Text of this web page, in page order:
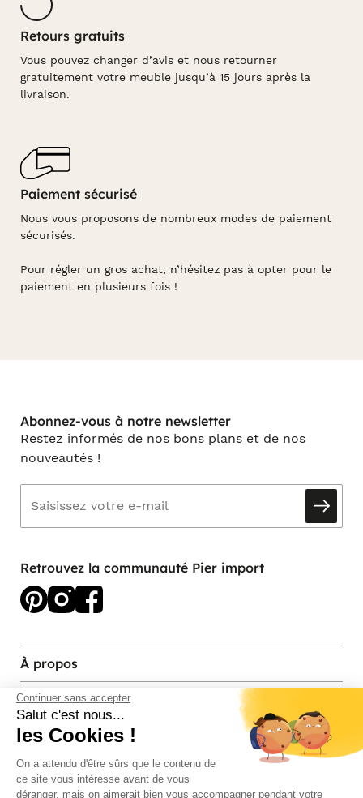
Continuer sans accepter
Salut c'est nous...
les Cookies !
On a attendu d'être sûrs que le contenu de
ce site vous intéresse avant de vous
déranger, mais on aimerait bien vous accompagner pendant votre
Retours gratuits
Vous pouvez changer d’avis et nous retourner
gratuitement votre meuble jusqu’à 15 jours après la
livraison.
Paiement sécurisé
Nous vous proposons de nombreux modes de paiement
sécurisés.
Pour régler un gros achat, n’hésitez pas à opter pour le
paiement en plusieurs fois !
Abonnez-vous à notre newsletter
Restez informés de nos bons plans et de nos
nouveautés !
Retrouvez la communauté Pier import
À propos
Services et contact
Magasins et Showrooms
Modes de paiement acceptés